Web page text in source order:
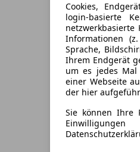
Cookies,
login-basierte
Informationen
Sprache,
Ihrem Endgerät
um es jedes
einer Webseite
der hier
Sie können Ihre